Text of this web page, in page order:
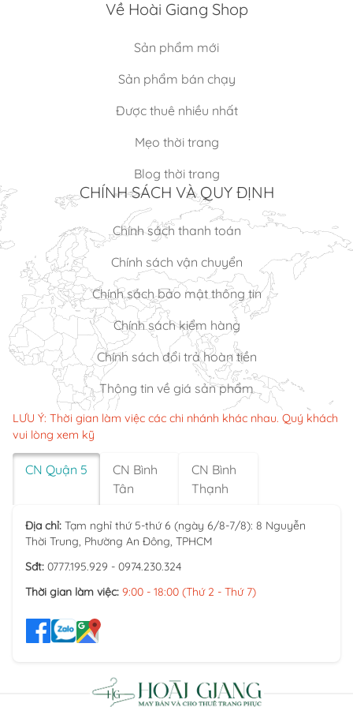
Về Hoài Giang Shop
Sản phẩm mới
Sản phẩm bán chạy
Được thuê nhiều nhất
Mẹo thời trang
Blog thời trang
CHÍNH SÁCH VÀ QUY ĐỊNH
Chính sách thanh toán
Chính sách vận chuyển
Chính sách bảo mật thông tin
Chính sách kiểm hàng
Chính sách đổi trả hoàn tiền
Thông tin về giá sản phẩm
LƯU Ý: Thời gian làm việc các chi nhánh khác nhau. Quý khách
vui lòng xem kỹ
CN Quận 5
CN Bình
Tân
CN Bình
Thạnh
Địa chỉ: Tạm nghỉ thứ 5-thứ 6 (ngày 6/8-7/8): 8 Nguyễn
Thời Trung, Phường An Đông, TPHCM
Sđt: 0777.195.929 - 0974.230.324
Thời gian làm việc: 9:00 - 18:00 (Thứ 2 - Thứ 7)